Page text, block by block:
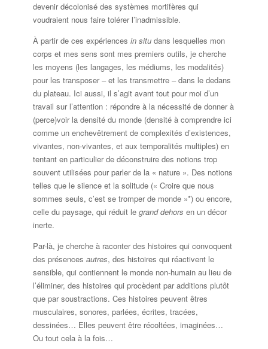
devenir décolonisé des systèmes mortifères qui
voudraient nous faire tolérer l’inadmissible.
À partir de ces expériences in situdans lesquelles mon
corps et mes sens sont mes premiers outils, je cherche
les moyens (les langages, les médiums, les modalités)
pour les transposer – et les transmettre – dans le dedans
du plateau. Ici aussi, il s’agit avant tout pour moi d’un
travail sur l’attention : répondre à la nécessité de donner à
(perce)voir la densité du monde (densité à comprendre ici
comme un enchevêtrement de complexités d’existences,
vivantes, non-vivantes, et aux temporalités multiples) en
tentant en particulier de déconstruire des notions trop
souvent utilisées pour parler de la « nature ». Des notions
telles que le silence et la solitude (« Croire que nous
sommes seuls, c’est se tromper de monde »*) ou encore,
celle du paysage, qui réduit le grand dehors en un décor
inerte.
Par-là, je cherche à raconter des histoires qui convoquent
des présences autres, des histoires qui réactivent le
sensible, qui contiennent le monde non-humain au lieu de
l’éliminer, des histoires qui procèdent par additions plutôt
que par soustractions. Ces histoires peuvent êtres
musculaires, sonores, parlées, écrites, tracées,
dessinées… Elles peuvent être récoltées, imaginées…
Ou tout cela à la fois…